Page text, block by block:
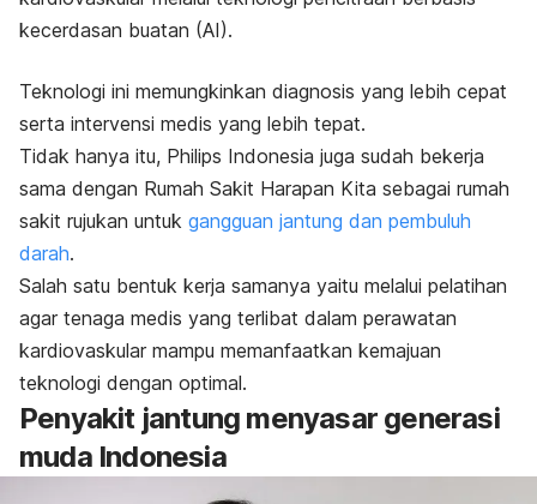
kecerdasan buatan (AI).
Teknologi ini memungkinkan diagnosis yang lebih cepat
serta intervensi medis yang lebih tepat.
Tidak hanya itu, Philips Indonesia juga sudah bekerja
sama dengan Rumah Sakit Harapan Kita sebagai rumah
sakit rujukan untuk gangguan jantung dan pembuluh
darah.
Salah satu bentuk kerja samanya yaitu melalui pelatihan
agar tenaga medis yang terlibat dalam perawatan
kardiovaskular mampu memanfaatkan kemajuan
teknologi dengan optimal.
Penyakit jantung menyasar generasi
muda Indonesia